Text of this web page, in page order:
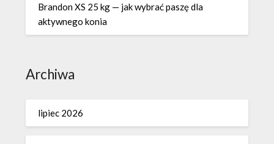
Brandon XS 25 kg — jak wybrać paszę dla
aktywnego konia
Archiwa
lipiec 2026